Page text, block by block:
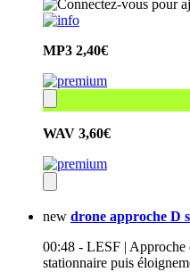
MP3 2,40€
WAV 3,60€
new drone approche D
00:48 - LESF | Approche
stationnaire puis